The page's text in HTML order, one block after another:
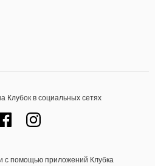
Клубок в социальных сетях
с помощью приложений Клубка